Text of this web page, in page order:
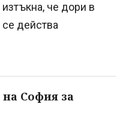
че дори в
се действа
София за